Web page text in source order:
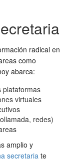
radical en
como
abarca:
plataformas
virtuales
redes)
amplio y
secretariate